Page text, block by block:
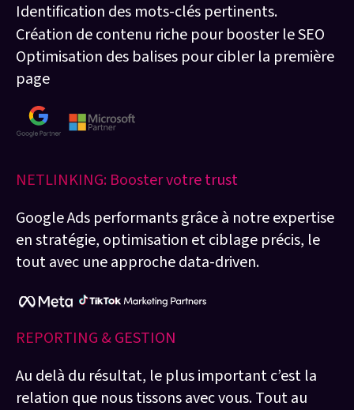
Identification des mots-clés pertinents.
Création de contenu riche pour booster le SEO
Optimisation des balises pour cibler la première
page
NETLINKING: Booster votre trust
Google Ads performants grâce à notre expertise
en stratégie, optimisation et ciblage précis, le
tout avec une approche data-driven.
REPORTING & GESTION
Au delà du résultat, le plus important c’est la
relation que nous tissons avec vous. Tout au